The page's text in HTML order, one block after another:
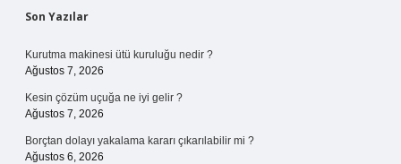
Sidebar
Son Yazılar
Kurutma makinesi ütü kuruluğu nedir ?
Ağustos 7, 2026
Kesin çözüm uçuğa ne iyi gelir ?
Ağustos 7, 2026
Borçtan dolayı yakalama kararı çıkarılabilir mi ?
Ağustos 6, 2026